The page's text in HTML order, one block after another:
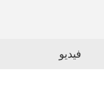
فيديو